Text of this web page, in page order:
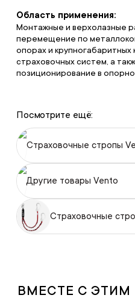
Область применения:
Монтажные и верхолазные
перемещение по
опорах и крупногабаритных
страховочных систем, а
позиционирование в
Посмотрите ещё:
Страховочные стропы
Другие товары Vento
Страховочные
ВМЕСТЕ С